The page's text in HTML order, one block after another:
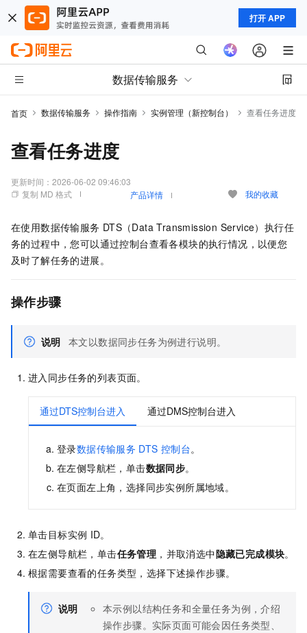
打开 APP
数据传输服务
首页 数据传输服务 操作指南 实例管理（新控制台） 查看任务进度
查看任务进度
更新时间： 2026-06-02 09:46:03
复制 MD 格式
产品详情 我的收藏
在使用数据传输服务 DTS（Data Transmission Service）执行任
务的过程中，您可以通过控制台查看各模块的执行情况，以便您
及时了解任务的进展。
操作步骤
说明 本文以数据同步任务为例进行说明。
进入同步任务的列表页面。
通过DTS控制台进入 通过DMS控制台进入
登录数据传输服务 DTS 控制台。
在左侧导航栏，单击数据同步。
在页面左上角，选择同步实例所属地域。
单击目标实例 ID。
在左侧导航栏，单击任务管理 ，并取消选中隐藏已完成模块。
根据需要查看的任务类型，选择下述操作步骤。
说明
本示例以结构任务和全量任务为例，介绍
操作步骤。实际页面可能会因任务类型、